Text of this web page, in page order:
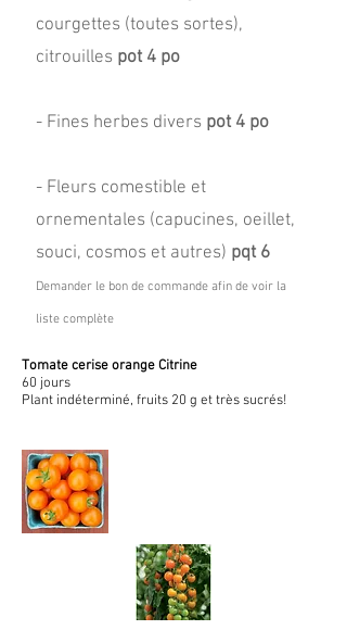
courgettes (toutes sortes),
citrouilles pot 4 po
- Fines herbes divers pot 4 po
- Fleurs comestible et
ornementales (capucines, oeillet,
souci, cosmos et autres) pqt 6
Demander le bon de commande afin de voir la
liste complète
Tomate cerise orange Citrine
60 jours
Plant indéterminé, fruits 20 g et très sucrés!